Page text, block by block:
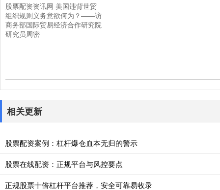
股票配资资讯网 美国违背世贸
组织规则义务意欲何为？——访
商务部国际贸易经济合作研究院
研究员周密
相关更新
股票配资案例：杠杆爆仓血本无归的警示
股票在线配资：正规平台与风控要点
正规股票十倍杠杆平台推荐，安全可靠易收录